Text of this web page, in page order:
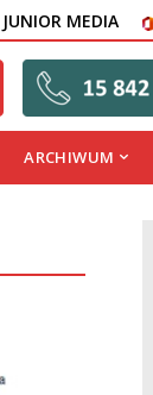
JUNIOR MEDIA
ARCHIWUM